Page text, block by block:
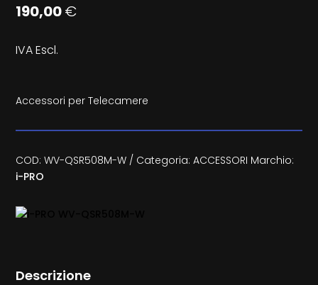
190,00€
IVA Escl.
Accessori per Telecamere
COD: WV-QSR508M-W Categoria: ACCESSORI Marchio:
i-PRO
Descrizione